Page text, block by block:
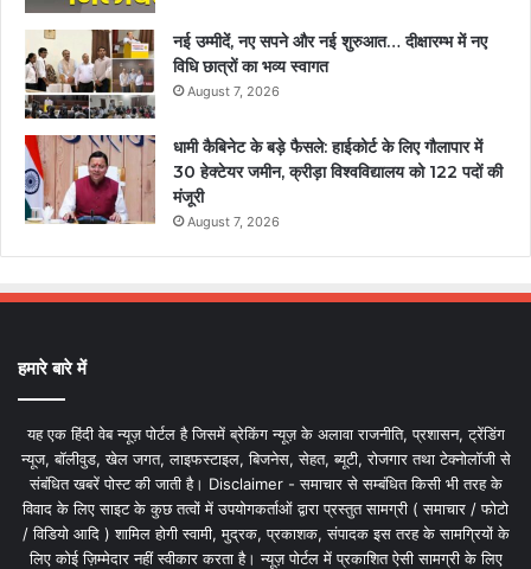
नई उम्मीदें, नए सपने और नई शुरुआत… दीक्षारम्भ में नए
विधि छात्रों का भव्य स्वागत
August 7, 2026
धामी कैबिनेट के बड़े फैसले: हाईकोर्ट के लिए गौलापार में
30 हेक्टेयर जमीन, क्रीड़ा विश्वविद्यालय को 122 पदों की
मंजूरी
August 7, 2026
हमारे बारे में
यह एक हिंदी वेब न्यूज़ पोर्टल है जिसमें ब्रेकिंग न्यूज़ के अलावा राजनीति, प्रशासन, ट्रेंडिंग
न्यूज, बॉलीवुड, खेल जगत, लाइफस्टाइल, बिजनेस, सेहत, ब्यूटी, रोजगार तथा टेक्नोलॉजी से
संबंधित खबरें पोस्ट की जाती है। Disclaimer - समाचार से सम्बंधित किसी भी तरह के
विवाद के लिए साइट के कुछ तत्वों में उपयोगकर्ताओं द्वारा प्रस्तुत सामग्री ( समाचार / फोटो
/ विडियो आदि ) शामिल होगी स्वामी, मुद्रक, प्रकाशक, संपादक इस तरह के सामग्रियों के
लिए कोई ज़िम्मेदार नहीं स्वीकार करता है। न्यूज़ पोर्टल में प्रकाशित ऐसी सामग्री के लिए